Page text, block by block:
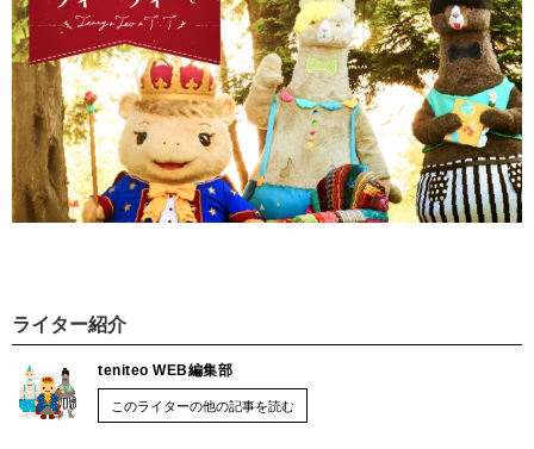
ライター紹介
teniteo WEB編集部
このライターの他の記事を読む